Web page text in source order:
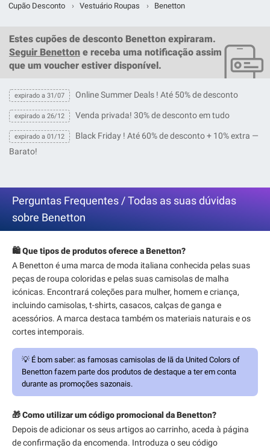
Cupão Desconto › Vestuário Roupas › Benetton
Estes cupões de desconto Benetton expiraram.
Seguir Benetton e receba uma notificação assim
que um voucher estiver disponível.
expirado a 31/07 Online Summer Deals ! Até 50% de desconto
expirado a 26/12 Venda privada! 30% de desconto em tudo
expirado a 01/12
Black Friday ! Até 60% de desconto + 10% extra —
Barato!
Perguntas Frequentes / Todas as suas dúvidas
sobre Benetton
🛍️ Que tipos de produtos oferece a Benetton?
A Benetton é uma marca de moda italiana conhecida pelas suas
peças de roupa coloridas e pelas suas camisolas de malha
icónicas. Encontrará coleções para mulher, homem e criança,
incluindo camisolas, t-shirts, casacos, calças de ganga e
acessórios. A marca destaca também os materiais naturais e os
cortes intemporais.
💡 É bom saber: as famosas camisolas de lã da United Colors of
Benetton fazem parte dos produtos de destaque a ter em conta
durante as promoções sazonais.
🎁 Como utilizar um código promocional da Benetton?
Depois de adicionar os seus artigos ao carrinho, aceda à página
de confirmação da encomenda. Introduza o seu código